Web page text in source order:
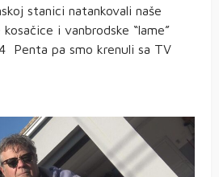
stanici natankovali naše
i vanbrodske “lame”
Penta pa smo krenuli sa TV